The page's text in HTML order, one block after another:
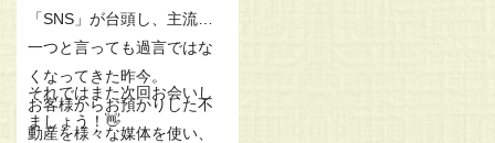
「SNS」が台頭し、主流の
一つと言っても過言ではな
くなってきた昨今。
お客様からお預かりした不
動産を様々な媒体を使い、
それではまた次回お会いし
ましょう！👋